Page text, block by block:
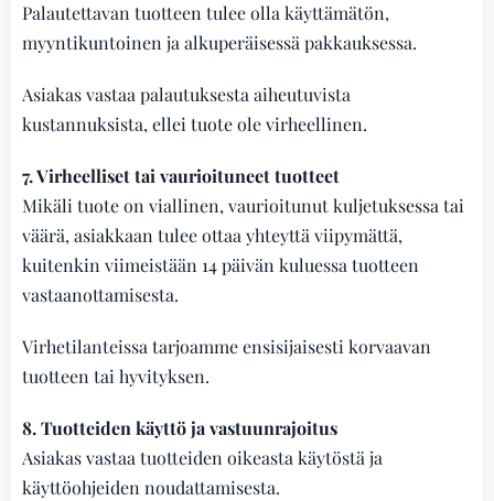
Palautettavan tuotteen tulee olla käyttämätön,
myyntikuntoinen ja alkuperäisessä pakkauksessa.
Asiakas vastaa palautuksesta aiheutuvista
kustannuksista, ellei tuote ole virheellinen.
7. Virheelliset tai vaurioituneet tuotteet
Mikäli tuote on viallinen, vaurioitunut kuljetuksessa tai
väärä, asiakkaan tulee ottaa yhteyttä viipymättä,
kuitenkin viimeistään 14 päivän kuluessa tuotteen
vastaanottamisesta.
Virhetilanteissa tarjoamme ensisijaisesti korvaavan
tuotteen tai hyvityksen.
8. Tuotteiden käyttö ja vastuunrajoitus
Asiakas vastaa tuotteiden oikeasta käytöstä ja
käyttöohjeiden noudattamisesta.